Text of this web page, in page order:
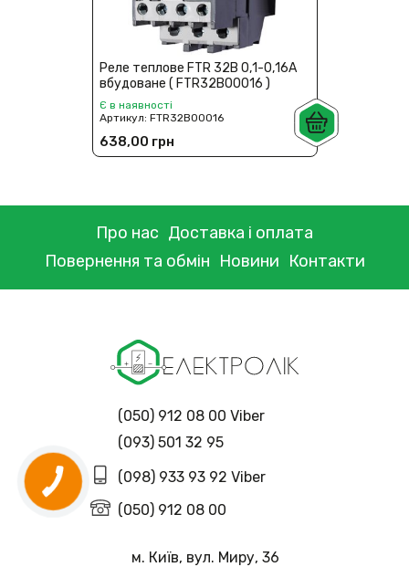
Реле теплове FTR 32B 0,1-0,16А
вбудоване ( FTR32B00016 )
Є в наявності
Артикул:FTR32B00016
638,00 грн
Про нас Доставка і оплата
Повернення та обмін Новини Контакти
(050) 912 08 00 Viber
(093) 501 32 95
(098) 933 93 92 Viber
(050) 912 08 00
м. Київ, вул. Миру, 36